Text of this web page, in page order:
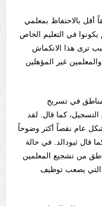
أقل بالاحتفاظ بمعلمي
في التعليم الخاص
ترى هذا الانكماش
غير المؤهلين
في تسريح
كما قال. لقد
عام نقصاً أكثر وضوحاً
قال ثيودالد. في حالة
من تشجيع المعلمين
التي يصعب توظيف